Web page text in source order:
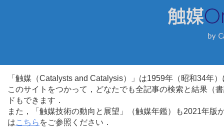
「触媒（Catalysts and Catalysis）」は1959年（昭和34年
このサイトをつかって，どなたでも全記事の検索と結果（
ドもできます．
また，「触媒技術の動向と展望」（触媒年鑑）も2021年
はこちら をご参照ください．